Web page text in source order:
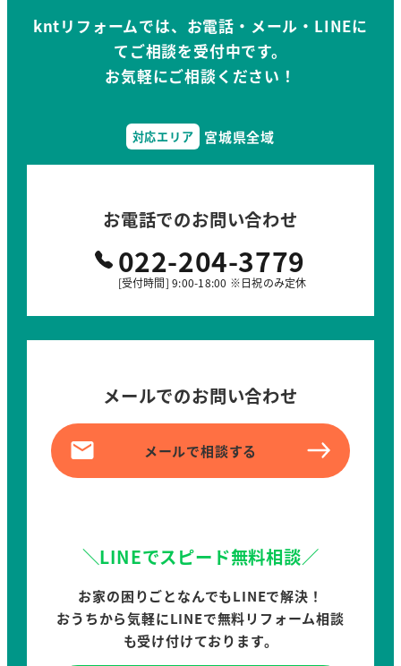
kntリフォームでは、お電話・メール・LINEに
てご相談を受付中です。
お気軽にご相談ください！
対応エリア 宮城県全域
お電話でのお問い合わせ
022-204-3779
[受付時間] 9:00-18:00 ※日祝のみ定休
メールでのお問い合わせ
メールで相談する
＼LINEでスピード無料相談／
お家の困りごとなんでもLINEで解決！
おうちから気軽にLINEで無料リフォーム相談
も受け付けております。